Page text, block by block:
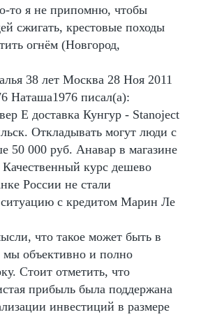
то я не припомню, чтобы
сжигать, крестовые походы
огнём (Новгород,
38 лет Москва 28 Ноя 2011
Наташа1976 писал(а):
Е доставка Кунгур - Stanoject
Откладывать могут люди с
50 000 руб. Анавар в магазине
курс дешево
России не стали
с кредитом Марин Ле
что такое может быть в
мы объективно и полно
Стоит отметить, что
прибыль была поддержана
инвестиций в размере